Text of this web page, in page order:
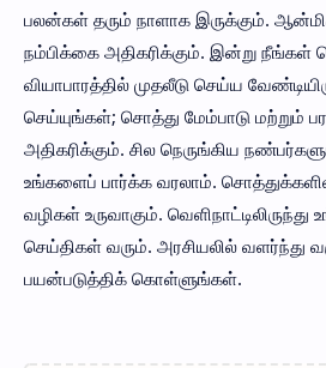
பலன்கள் தரும் நாளாக இருக்கும்.
நம்பிக்கை அதிகரிக்கும். இன்று நீங்கள்
வியாபாரத்தில் முதலீடு செய்ய
செய்யுங்கள்; சொத்து மேம்பாடு மற்றும்
அதிகரிக்கும். சில நெருங்கிய
உங்களைப் பார்க்க வரலாம்.
வழிகள் உருவாகும். வெளிநாட்டிலிருந்து
செய்திகள் வரும். அரசியலில்
பயன்படுத்திக் கொள்ளுங்கள்.